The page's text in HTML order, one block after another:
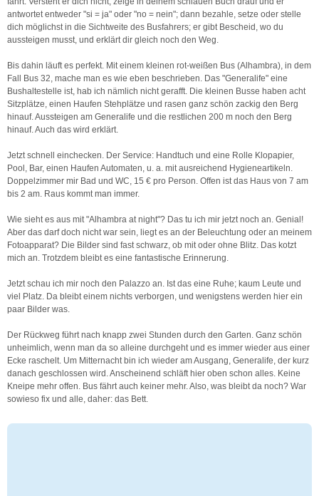
antwortet entweder "si = ja" oder "no = nein"; dann bezahle, setze oder stelle
dich möglichst in die Sichtweite des Busfahrers; er gibt Bescheid, wo du
aussteigen musst, und erklärt dir gleich noch den Weg.
Bis dahin läuft es perfekt. Mit einem kleinen rot-weißen Bus (Alhambra), in dem
Fall Bus 32, mache man es wie eben beschrieben. Das "Generalife" eine
Bushaltestelle ist, hab ich nämlich nicht gerafft. Die kleinen Busse haben acht
Sitzplätze, einen Haufen Stehplätze und rasen ganz schön zackig den Berg
hinauf. Aussteigen am Generalife und die restlichen 200 m noch den Berg
hinauf. Auch das wird erklärt.
Jetzt schnell einchecken. Der Service: Handtuch und eine Rolle Klopapier,
Pool, Bar, einen Haufen Automaten, u. a. mit ausreichend Hygieneartikeln.
Doppelzimmer mir Bad und WC, 15 € pro Person. Offen ist das Haus von 7 am
bis 2 am. Raus kommt man immer.
Wie sieht es aus mit "Alhambra at night"? Das tu ich mir jetzt noch an. Genial!
Aber das darf doch nicht war sein, liegt es an der Beleuchtung oder an meinem
Fotoapparat? Die Bilder sind fast schwarz, ob mit oder ohne Blitz. Das kotzt
mich an. Trotzdem bleibt es eine fantastische Erinnerung.
Jetzt schau ich mir noch den Palazzo an. Ist das eine Ruhe; kaum Leute und
viel Platz. Da bleibt einem nichts verborgen, und wenigstens werden hier ein
paar Bilder was.
Der Rückweg führt nach knapp zwei Stunden durch den Garten. Ganz schön
unheimlich, wenn man da so alleine durchgeht und es immer wieder aus einer
Ecke raschelt. Um Mitternacht bin ich wieder am Ausgang, Generalife, der kurz
danach geschlossen wird. Anscheinend schläft hier oben schon alles. Keine
Kneipe mehr offen. Bus fährt auch keiner mehr. Also, was bleibt da noch? War
sowieso fix und alle, daher: das Bett.